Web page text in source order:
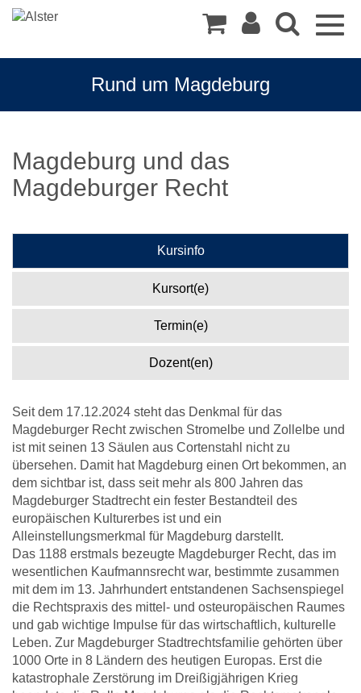
Rund um Magdeburg
Magdeburg und das
Magdeburger Recht
Kursinfo
Kursort(e)
Termin(e)
Dozent(en)
Seit dem 17.12.2024 steht das Denkmal für das
Magdeburger Recht zwischen Stromelbe und Zollelbe und
ist mit seinen 13 Säulen aus Cortenstahl nicht zu
übersehen. Damit hat Magdeburg einen Ort bekommen, an
dem sichtbar ist, dass seit mehr als 800 Jahren das
Magdeburger Stadtrecht ein fester Bestandteil des
europäischen Kulturerbes ist und ein
Alleinstellungsmerkmal für Magdeburg darstellt.
Das 1188 erstmals bezeugte Magdeburger Recht, das im
wesentlichen Kaufmannsrecht war, bestimmte zusammen
mit dem im 13. Jahrhundert entstandenen Sachsenspiegel
die Rechtspraxis des mittel- und osteuropäischen Raumes
und gab wichtige Impulse für das wirtschaftlich, kulturelle
Leben. Zur Magdeburger Stadtrechtsfamilie gehörten über
1000 Orte in 8 Ländern des heutigen Europas. Erst die
katastrophale Zerstörung im Dreißigjährigen Krieg